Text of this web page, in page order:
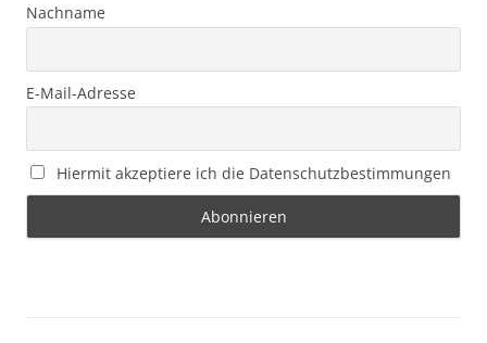
Nachname
E-Mail-Adresse
Hiermit akzeptiere ich die Datenschutzbestimmungen